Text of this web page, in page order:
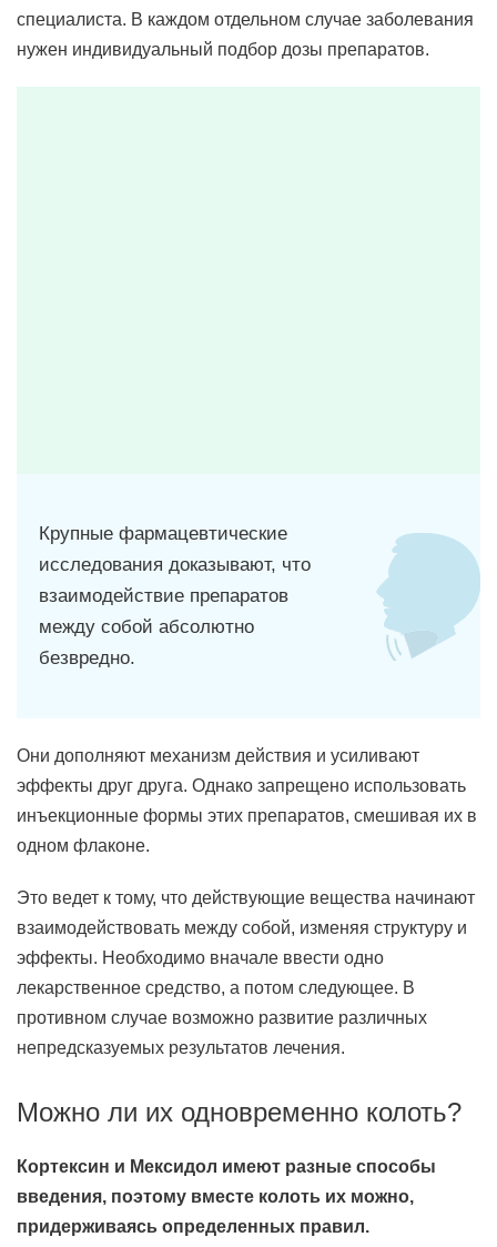
специалиста. В каждом отдельном случае заболевания
нужен индивидуальный подбор дозы препаратов.
Крупные фармацевтические
исследования доказывают, что
взаимодействие препаратов
между собой абсолютно
безвредно.
Они дополняют механизм действия и усиливают
эффекты друг друга. Однако запрещено использовать
инъекционные формы этих препаратов, смешивая их в
одном флаконе.
Это ведет к тому, что действующие вещества начинают
взаимодействовать между собой, изменяя структуру и
эффекты. Необходимо вначале ввести одно
лекарственное средство, а потом следующее. В
противном случае возможно развитие различных
непредсказуемых результатов лечения.
Можно ли их одновременно колоть?
Кортексин и Мексидол имеют разные способы
введения, поэтому вместе колоть их можно,
придерживаясь определенных правил.